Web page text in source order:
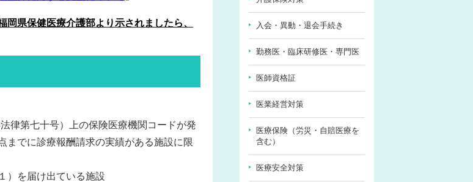
入会・異動・退会手続き
勤務医・臨床研修医・専門医
医師資格証
医業経営対策
医療保険（労災・自賠医療を
含む）
医療安全対策
県保健医療介護部より示されましたら、
律第七十号）上の保険医療機関コードが発
までに診療報酬請求の実績がある施設に限
）を届け出ている施設